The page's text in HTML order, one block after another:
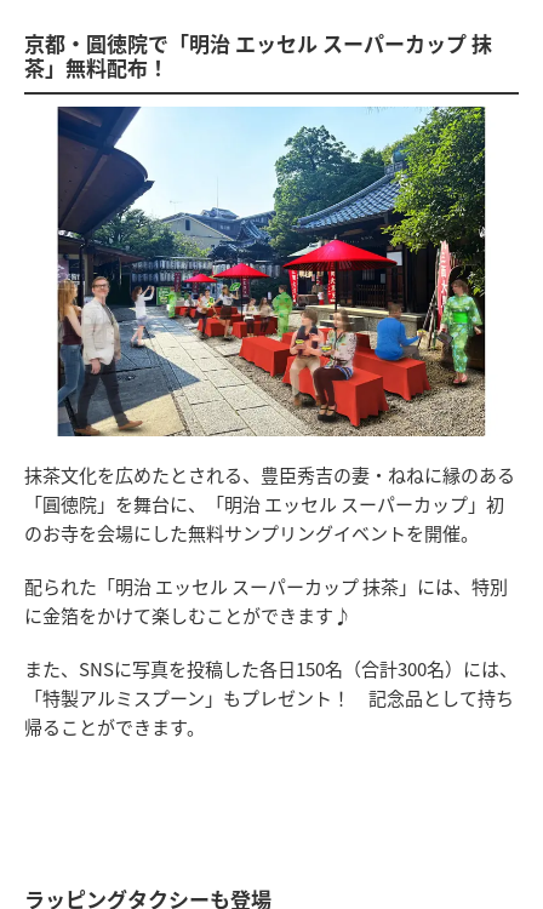
京都・圓徳院で「明治 エッセル スーパーカップ 抹
茶」無料配布！
抹茶文化を広めたとされる、豊臣秀吉の妻・ねねに縁のある
「圓徳院」を舞台に、「明治 エッセル スーパーカップ」初
のお寺を会場にした無料サンプリングイベントを開催。
配られた「明治 エッセル スーパーカップ 抹茶」には、特別
に金箔をかけて楽しむことができます♪
また、SNSに写真を投稿した各日150名（合計300名）には、
「特製アルミスプーン」もプレゼント！ 記念品として持ち
帰ることができます。
ラッピングタクシーも登場